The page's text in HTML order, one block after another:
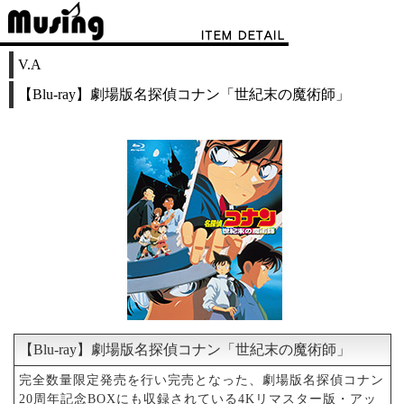
V.A
【Blu-ray】劇場版名探偵コナン「世紀末の魔術師」
【Blu-ray】劇場版名探偵コナン「世紀末の魔術師」
完全数量限定発売を行い完売となった、劇場版名探偵コナン
20周年記念BOXにも収録されている4Kリマスター版・アッ